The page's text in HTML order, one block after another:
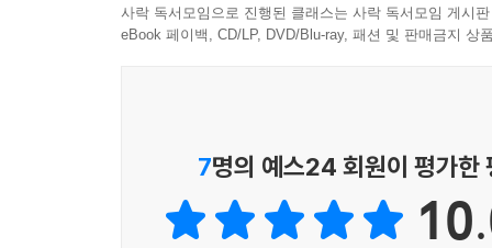
매일의 만족도를 세 배로 만드는 비법
첫 번째 허들의 높이를 극단적으로 낮춘다
두 가지 일의 만족도를 높이는 팁
‘이번에 해낸 건 어쩌다 보니 그런 거야.’
‘이 성공은 내 힘으로 이룬 게 아니야.’
달성한 일에 대해 기뻐하지 않는 것은 일종의 자
--- pp.182-183
이 책의 장점은 무엇을 더 해야 한다는 강박에서
이 책의 핵심
1. ‘모든 시간이 알차지 않으면 행복하지 않다’는
사락 독서모임으로 진행된 클래스는 사락 독서모임 게시
eBook 페이백, CD/LP, DVD/Blu-ray, 패션 및 판매금지 상
7명의 예스24 회원이 평가한